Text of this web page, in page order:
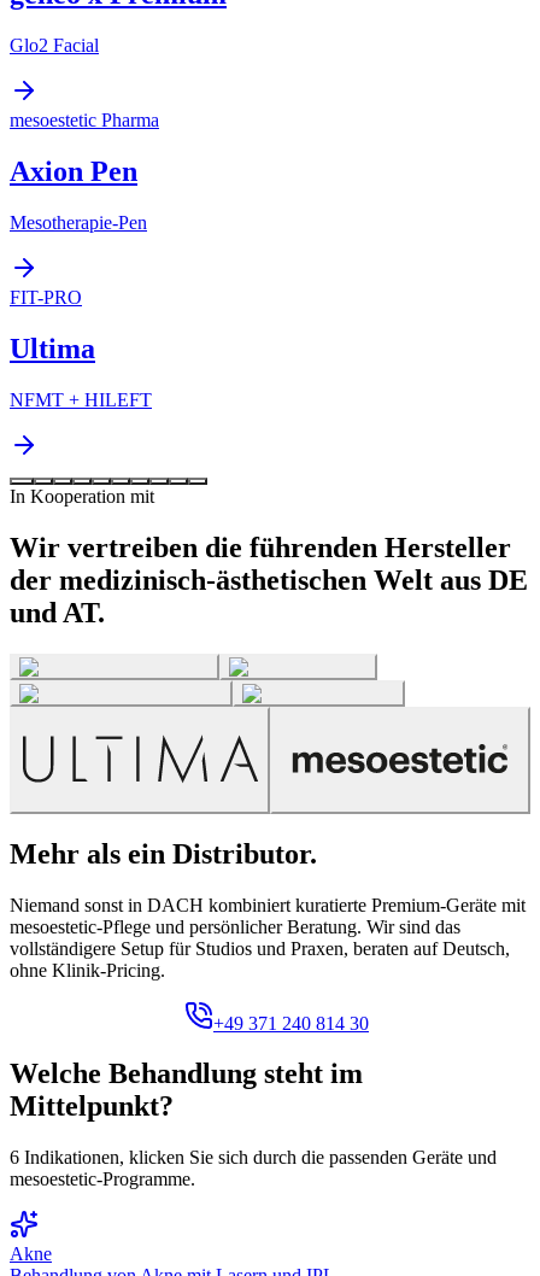
Glo2 Facial
mesoestetic Pharma
Axion Pen
Mesotherapie-Pen
FIT-PRO
Ultima
NFMT + HILEFT
In Kooperation mit
Wir vertreiben die führenden Hersteller
der medizinisch-ästhetischen Welt aus DE
und AT.
Mehr als ein Distributor.
Niemand sonst in DACH kombiniert kuratierte Premium-Geräte mit
mesoestetic-Pflege und persönlicher Beratung. Wir sind das
vollständigere Setup für Studios und Praxen, beraten auf Deutsch,
ohne Klinik-Pricing.
+49 371 240 814 30
Welche Behandlung steht im
Mittelpunkt?
6 Indikationen, klicken Sie sich durch die passenden Geräte und
mesoestetic-Programme.
Akne